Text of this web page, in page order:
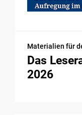
Materialien für
Das
2026